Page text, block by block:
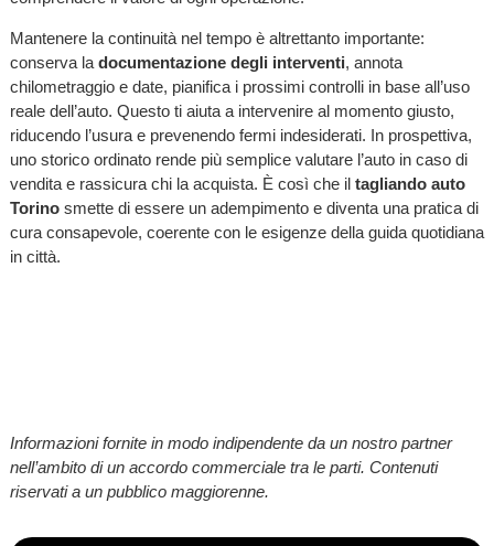
Mantenere la continuità nel tempo è altrettanto importante:
conserva la documentazione degli interventi, annota
chilometraggio e date, pianifica i prossimi controlli in base all’uso
reale dell’auto. Questo ti aiuta a intervenire al momento giusto,
riducendo l’usura e prevenendo fermi indesiderati. In prospettiva,
uno storico ordinato rende più semplice valutare l’auto in caso di
vendita e rassicura chi la acquista. È così che il tagliando auto
Torinosmette di essere un adempimento e diventa una pratica di
cura consapevole, coerente con le esigenze della guida quotidiana
in città.
Informazioni fornite in modo indipendente da un nostro partner
nell’ambito di un accordo commerciale tra le parti. Contenuti
riservati a un pubblico maggiorenne.